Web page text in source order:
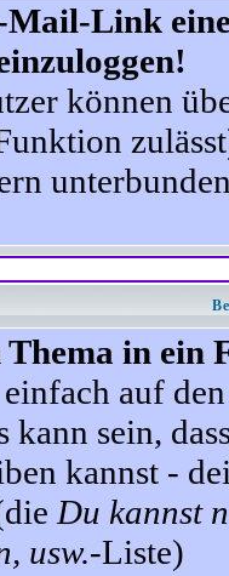
Link
können
Thema in ein
auf
kann sein,
kannst -
Du kannst
usw.-Liste)